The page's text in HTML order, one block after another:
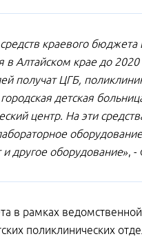
краевого
в Алтайском крае до
получат ЦГБ,
детская
центр. На эти
другое оборудование», -
в рамках
поликлинических